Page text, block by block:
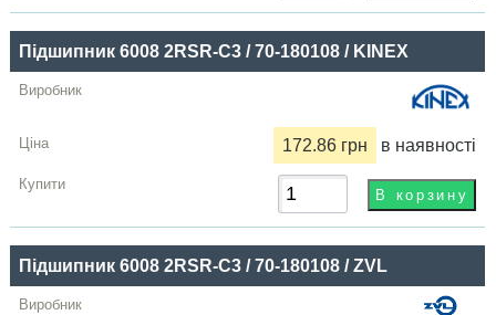
Підшипник 6008 2RSR-C3 / 70-180108 / KINEX
172.86 грн в наявності
Підшипник 6008 2RSR-C3 / 70-180108 / ZVL